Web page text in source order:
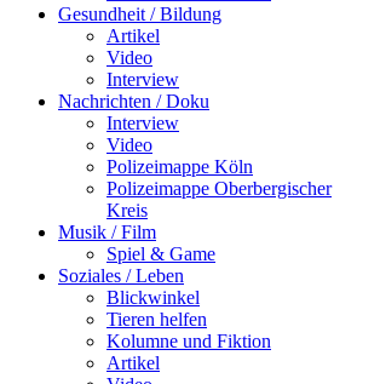
Gesundheit / Bildung
Artikel
Video
Interview
Nachrichten / Doku
Interview
Video
Polizeimappe Köln
Polizeimappe Oberbergischer
Kreis
Musik / Film
Spiel & Game
Soziales / Leben
Blickwinkel
Tieren helfen
Kolumne und Fiktion
Artikel